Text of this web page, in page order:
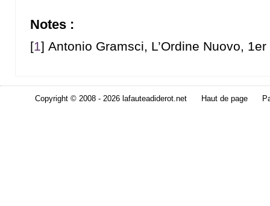
Notes :
[1]Antonio Gramsci, L’Ordine Nuovo,
Copyright © 2008 - 2026 lafauteadiderot.net Haut de page